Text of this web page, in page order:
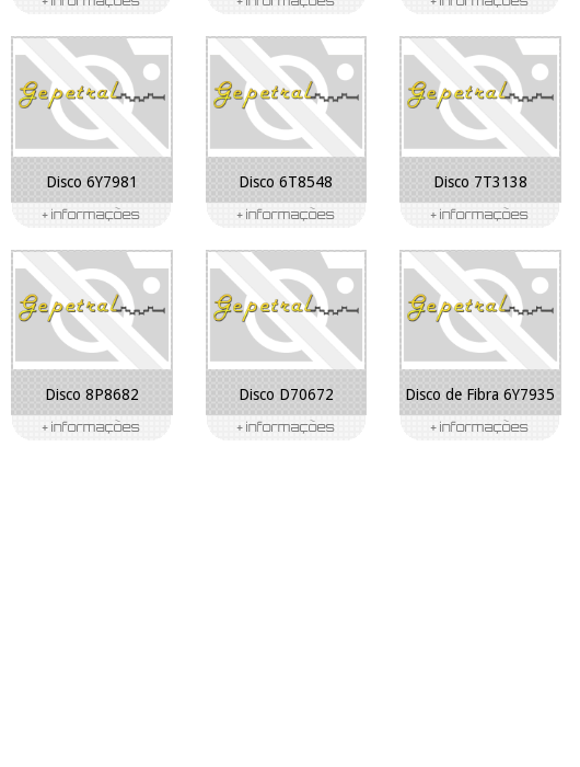
Disco 6Y7981 Disco 6T8548 Disco 7T3138
Disco 8P8682 Disco D70672 Disco de Fibra 6Y7935